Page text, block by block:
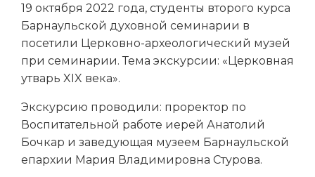
19 октября 2022 года, студенты второго курса
Барнаульской духовной семинарии в
посетили Церковно-археологический музей
при семинарии. Тема экскурсии: «Церковная
утварь XIX века».
Экскурсию проводили: проректор по
Воспитательной работе иерей Анатолий
Бочкар и заведующая музеем Барнаульской
епархии Мария Владимировна Стурова.